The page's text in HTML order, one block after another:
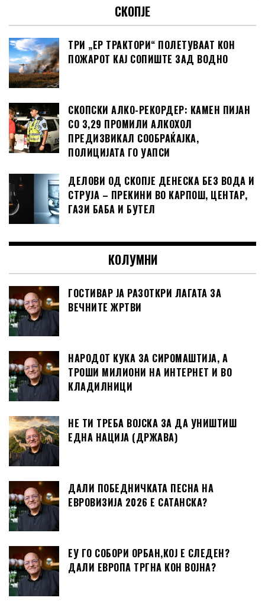
СКОПЈЕ
ТРИ „ЕР ТРАКТОРИ“ ПОЛЕТУВААТ КОН
ПОЖАРОТ КАЈ СОПИШТЕ ЗАД ВОДНО
СКОПСКИ АЛКО-РЕКОРДЕР: КАМЕН ПИЈАН
СО 3,29 ПРОМИЛИ АЛКОХОЛ
ПРЕДИЗВИКАЛ СООБРАЌАЈКА,
ПОЛИЦИЈАТА ГО УАПСИ
ДЕЛОВИ ОД СКОПЈЕ ДЕНЕСКА БЕЗ ВОДА И
СТРУЈА – ПРЕКИНИ ВО КАРПОШ, ЦЕНТАР,
ГАЗИ БАБА И БУТЕЛ
КОЛУМНИ
ГОСТИВАР ЈА РАЗОТКРИ ЛАГАТА ЗА
ВЕЧНИТЕ ЖРТВИ
НАРОДОТ КУКА ЗА СИРОМАШТИЈА, А
ТРОШИ МИЛИОНИ НА ИНТЕРНЕТ И ВО
КЛАДИЛНИЦИ
НЕ ТИ ТРЕБА ВОЈСКА ЗА ДА УНИШТИШ
ЕДНА НАЦИЈА (ДРЖАВА)
ДАЛИ ПОБЕДНИЧКАТА ПЕСНА НА
ЕВРОВИЗИЈА 2026 Е САТАНСКА?
ЕУ ГО СОБОРИ ОРБАН,КОЈ Е СЛЕДЕН?
ДАЛИ ЕВРОПА ТРГНА КОН ВОЈНА?